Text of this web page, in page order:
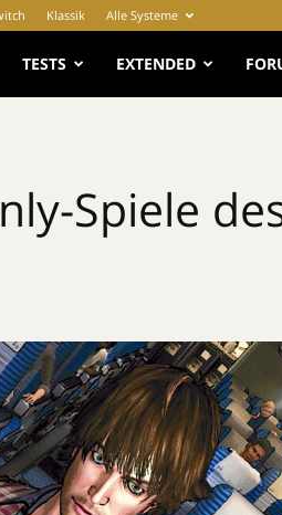
Klassik Alle Systeme
TESTS EXTENDED
Spiele